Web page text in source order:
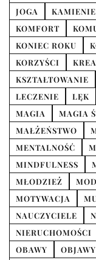
JOGA
KAMIENIE
KOMFORT
KONIEC ROKU
KORZYŚCI
KSZTAŁTOWANIE
LECZENIE
LĘK
MAGIA
MAGIA
MAŁŻEŃSTWO
MENTALNOŚĆ
MINDFULNESS
MŁODZIEŻ
MOTYWACJA
NAUCZYCIELE
NIERUCHOMOŚCI
OBAWY
OBJAWY